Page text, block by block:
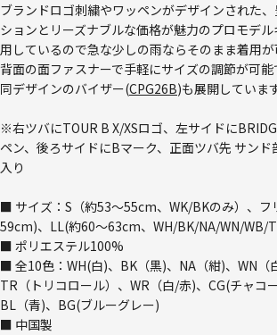
ブランドロゴ刺繍やワッペンがデザインされた
ションとリーズナブルな価格が魅力のプロモデ
用しているので急な少しの雨ならそのまま着用が
背面の面ファスナーで手軽にサイズの調節が可能
同デザインのバイザー(CPG26B)も展開しています
※右ツバにTOUR B X/XSロゴ、左サイドに
ペン、後ろサイドにBマーク、正面ツバ先 サンド
入り
■ サイズ：S（約53～55cm、WK/BKのみ）、フ
59cm)、LL(約60～63cm、WH/BK/NA/WN/WB/
■ ポリエステル100%
■ 全10色：WH(白)、BK（黒)、NA（紺)、WN（
TR（トリコロール）、WR（白/赤)、CG(チャコ
BL（青)、BG(ブルーグレー)
■ 中国製